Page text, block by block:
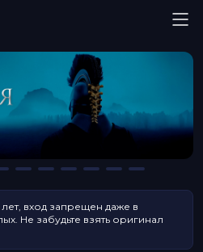
вход запрещен даже в
Не забудьте взять оригинал